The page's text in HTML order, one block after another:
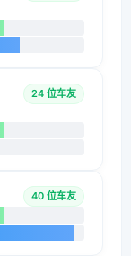
24 位车友
40 位车友